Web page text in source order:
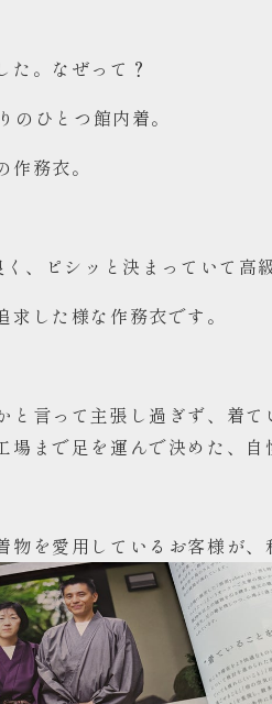
た。なぜって？
ひとつ館内着。
務衣。
、ピシッと決まっていて高
した様な作務衣です。
と言って主張し過ぎず、着
場まで足を運んで決めた、自
物を愛用しているお客様が